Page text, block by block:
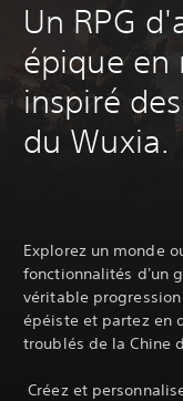
Un RPG
épique en
inspiré
du Wuxia.
Explorez un monde
fonctionnalités d'un
véritable
épéiste et partez en
troublés de la Chine
Créez et